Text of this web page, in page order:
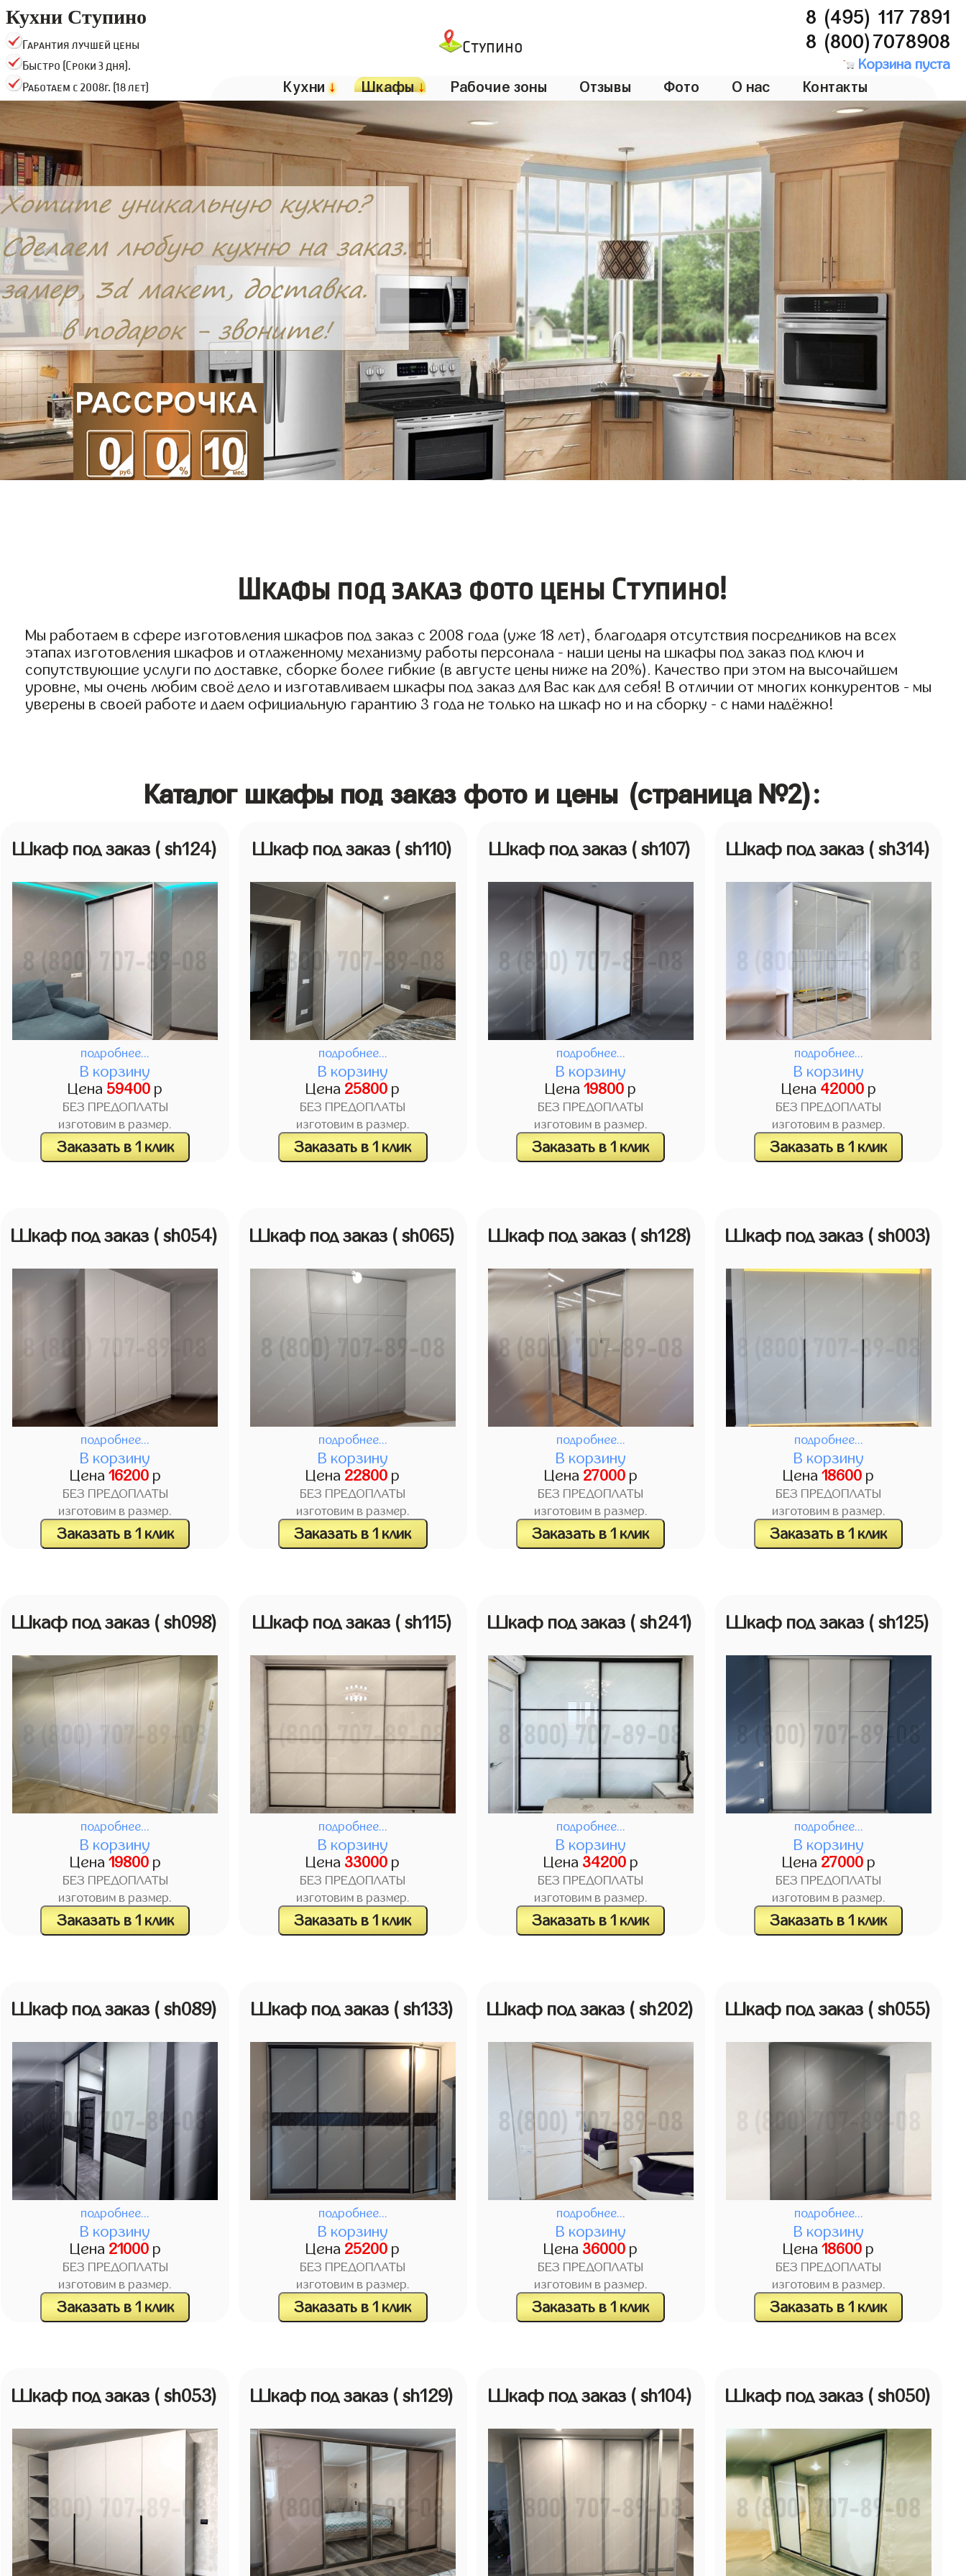
Кухни Ступино
Гарантия лучшей цены
Быстро (Сроки 3 дня).
Работаем с 2008г. (18 лет)
Ступино
8 (495) 117 7891
8 (800)7078908
Корзина пуста
Кухни↓ Шкафы↓ Рабочие зоны Отзывы Фото О нас Контакты
Шкафы под заказ фото цены Ступино!
Мы работаем в сфере изготовления шкафов под заказ с 2008 года (уже 18 лет), благодаря отсутствия посредников на всех
этапах изготовления шкафов и отлаженному механизму работы персонала - наши цены на шкафы под заказ под ключ и
сопутствующие услуги по доставке, сборке более гибкие (в августе цены ниже на 20%). Качество при этом на высочайшем
уровне, мы очень любим своё дело и изготавливаем шкафы под заказ для Вас как для себя! В отличии от многих конкурентов - мы
уверены в своей работе и даем официальную гарантию 3 года не только на шкаф но и на сборку - с нами надёжно!
Каталог шкафы под заказ фото и цены (страница №2):
Шкаф под заказ ( sh124)
подробнее...
В корзину
Цена 59400 р
БЕЗ ПРЕДОПЛАТЫ
изготовим в размер.
Заказать в 1 клик
Шкаф под заказ ( sh110)
подробнее...
В корзину
Цена 25800 р
БЕЗ ПРЕДОПЛАТЫ
изготовим в размер.
Заказать в 1 клик
Шкаф под заказ ( sh107)
подробнее...
В корзину
Цена19800 р
БЕЗ ПРЕДОПЛАТЫ
изготовим в размер.
Заказать в 1 клик
Шкаф под заказ ( sh314)
подробнее...
В корзину
Цена 42000р
БЕЗ ПРЕДОПЛАТЫ
изготовим в размер.
Заказать в 1 клик
Шкаф под заказ ( sh054)
подробнее...
В корзину
Цена 16200р
БЕЗ ПРЕДОПЛАТЫ
изготовим в размер.
Заказать в 1 клик
Шкаф под заказ ( sh065)
подробнее...
В корзину
Цена 22800 р
БЕЗ ПРЕДОПЛАТЫ
изготовим в размер.
Заказать в 1 клик
Шкаф под заказ ( sh128)
подробнее...
В корзину
Цена 27000р
БЕЗ ПРЕДОПЛАТЫ
изготовим в размер.
Заказать в 1 клик
Шкаф под заказ ( sh003)
подробнее...
В корзину
Цена18600 р
БЕЗ ПРЕДОПЛАТЫ
изготовим в размер.
Заказать в 1 клик
Шкаф под заказ ( sh098)
подробнее...
В корзину
Цена 19800р
БЕЗ ПРЕДОПЛАТЫ
изготовим в размер.
Заказать в 1 клик
Шкаф под заказ ( sh115)
подробнее...
В корзину
Цена 33000 р
БЕЗ ПРЕДОПЛАТЫ
изготовим в размер.
Заказать в 1 клик
Шкаф под заказ ( sh241)
подробнее...
В корзину
Цена 34200р
БЕЗ ПРЕДОПЛАТЫ
изготовим в размер.
Заказать в 1 клик
Шкаф под заказ ( sh125)
подробнее...
В корзину
Цена 27000р
БЕЗ ПРЕДОПЛАТЫ
изготовим в размер.
Заказать в 1 клик
Шкаф под заказ ( sh089)
подробнее...
В корзину
Цена 21000р
БЕЗ ПРЕДОПЛАТЫ
изготовим в размер.
Заказать в 1 клик
Шкаф под заказ ( sh133)
подробнее...
В корзину
Цена 25200 р
БЕЗ ПРЕДОПЛАТЫ
изготовим в размер.
Заказать в 1 клик
Шкаф под заказ ( sh202)
подробнее...
В корзину
Цена 36000 р
БЕЗ ПРЕДОПЛАТЫ
изготовим в размер.
Заказать в 1 клик
Шкаф под заказ ( sh055)
подробнее...
В корзину
Цена18600 р
БЕЗ ПРЕДОПЛАТЫ
изготовим в размер.
Заказать в 1 клик
Шкаф под заказ ( sh053) Шкаф под заказ ( sh129) Шкаф под заказ ( sh104) Шкаф под заказ ( sh050)